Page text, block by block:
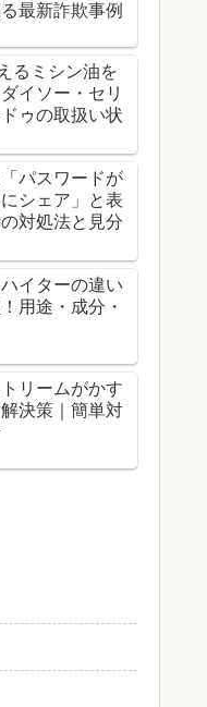
最新詐欺事例
るミシン油を
イソー・セリ
ゥの取扱い状
パスワードが
シェア」と表
対処法と見分
イターの違い
用途・成分・
リームがかす
決策｜簡単対